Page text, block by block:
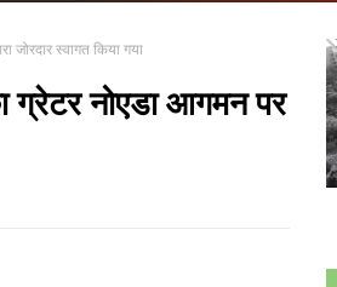
जोरदार स्वागत किया गया
ग्रेटर नोएडा आगमन पर